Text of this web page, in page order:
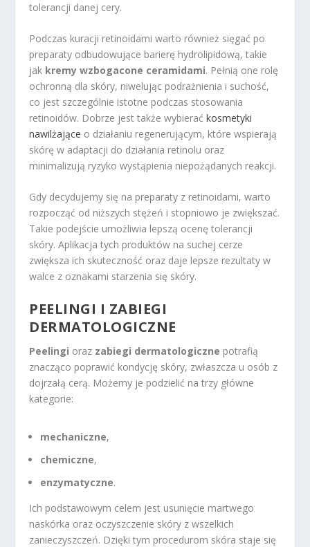
tolerancji danej cery.
Podczas kuracji retinoidami warto również sięgać po
preparaty odbudowujące barierę hydrolipidową, takie
jak kremy wzbogacone ceramidami. Pełnią one rolę
ochronną dla skóry, niwelując podrażnienia i suchość,
co jest szczególnie istotne podczas stosowania
retinoidów. Dobrze jest także wybieraćkosmetyki
nawilżające o działaniu regenerującym, które wspierają
skórę w adaptacji do działania retinolu oraz
minimalizują ryzyko wystąpienia niepożądanych reakcji.
Gdy decydujemy się na preparaty z retinoidami, warto
rozpocząć od niższych stężeń i stopniowo je zwiększać.
Takie podejście umożliwia lepszą ocenę tolerancji
skóry. Aplikacja tych produktów na suchej cerze
zwiększa ich skuteczność oraz daje lepsze rezultaty w
walce z oznakami starzenia się skóry.
PEELINGI I ZABIEGI
DERMATOLOGICZNE
Peelingi oraz zabiegi dermatologiczne potrafią
znacząco poprawić kondycję skóry, zwłaszcza u osób z
dojrzałą cerą. Możemy je podzielić na trzy główne
kategorie:
mechaniczne,
chemiczne,
enzymatyczne.
Ich podstawowym celem jest usunięcie martwego
naskórka oraz oczyszczenie skóry z wszelkich
zanieczyszczeń. Dzięki tym procedurom skóra staje się